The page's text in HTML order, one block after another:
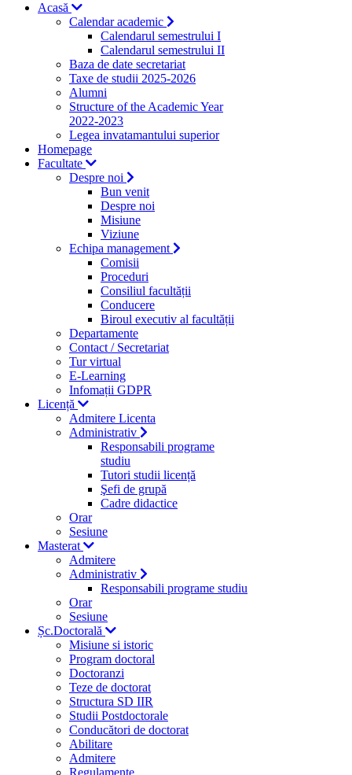
Acasă
Calendar academic
Calendarul semestrului I
Calendarul semestrului II
Baza de date secretariat
Taxe de studii 2025-2026
Alumni
Structure of the Academic Year
2022-2023
Legea invatamantului superior
Homepage
Facultate
Despre noi
Bun venit
Despre noi
Misiune
Viziune
Echipa management
Comisii
Proceduri
Consiliul facultății
Conducere
Biroul executiv al facultății
Departamente
Contact / Secretariat
Tur virtual
E-Learning
Infomații GDPR
Licență
Admitere Licenta
Administrativ
Responsabili programe
studiu
Tutori studii licență
Şefi de grupă
Cadre didactice
Orar
Sesiune
Masterat
Admitere
Administrativ
Responsabili programe studiu
Orar
Sesiune
Șc.Doctorală
Misiune si istoric
Program doctoral
Doctoranzi
Teze de doctorat
Structura SD IIR
Studii Postdoctorale
Conducători de doctorat
Abilitare
Admitere
Regulamente